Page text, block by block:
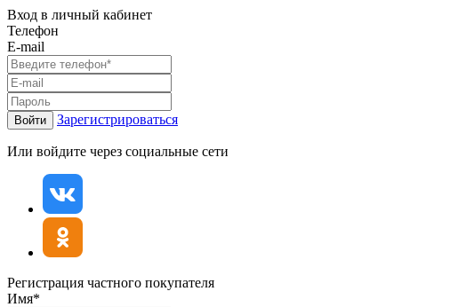
Вход в личный кабинет
Телефон
E-mail
Войти Зарегистрироваться
Или войдите через социальные сети
Регистрация частного покупателя
Имя*